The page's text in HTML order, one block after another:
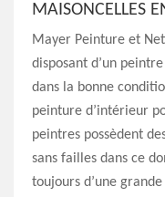
MAISONCELLES
Mayer Peinture et
disposant d’un
dans la bonne
peinture d’intérieur
peintres possèdent
sans failles dans ce
toujours d’une